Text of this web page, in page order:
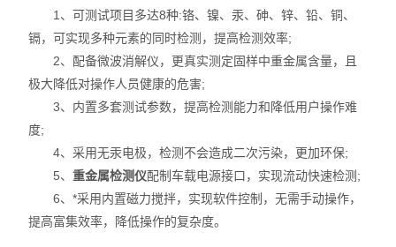
液相色谱仪
矿石分析仪
合金分析仪
元素分析仪
1、可测试项目多达8种:铬、镍、汞、砷、锌、铅、铜、
镉，可实现多种元素的同时检测，提高检测效率;
2、配备微波消解仪，更真实测定固样中重金属含量，且
极大降低对操作人员健康的危害;
3、内置多套测试参数，提高检测能力和降低用户操作难
度;
4、采用无汞电极，检测不会造成二次污染，更加环保;
5、重金属检测仪配制车载电源接口，实现流动快速检测;
6、*采用内置磁力搅拌，实现软件控制，无需手动操作，
提高富集效率，降低操作的复杂度。